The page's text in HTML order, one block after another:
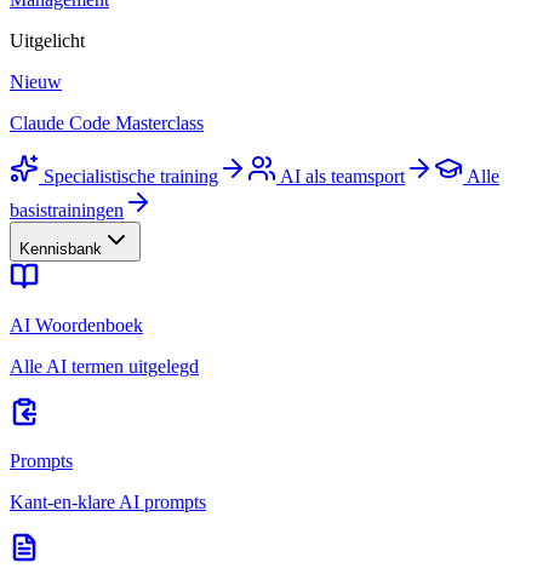
Uitgelicht
Nieuw
Claude Code Masterclass
Specialistische training AI als teamsport
Alle
basistrainingen
Kennisbank
AI Woordenboek
Alle AI termen uitgelegd
Prompts
Kant-en-klare AI prompts